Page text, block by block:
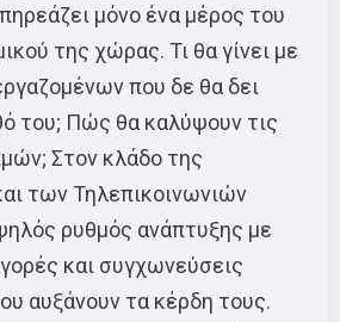
μόνο ένα μέρος του
της χώρας. Τι θα γίνει με
που δε θα δει
του; Πώς θα καλύψουν τις
Στον κλάδο της
των Τηλεπικοινωνιών
ρυθμός ανάπτυξης με
και συγχωνεύσεις
αυξάνουν τα κέρδη τους.